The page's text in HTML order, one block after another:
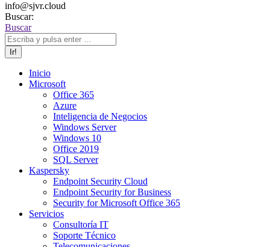
info@sjvr.cloud
Buscar:
Buscar
Inicio
Microsoft
Office 365
Azure
Inteligencia de Negocios
Windows Server
Windows 10
Office 2019
SQL Server
Kaspersky
Endpoint Security Cloud
Endpoint Security for Business
Security for Microsoft Office 365
Servicios
Consultoría IT
Soporte Técnico